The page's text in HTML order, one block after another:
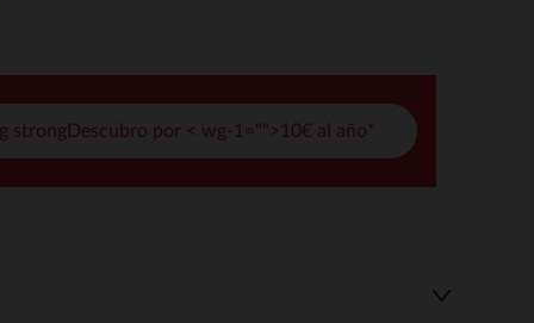
strongDescubro por < wg-1="">10€ al año*